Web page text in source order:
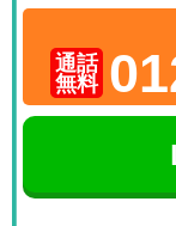
通話
無料